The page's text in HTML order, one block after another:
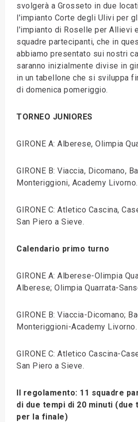
svolgerà a Grosseto in due
l'impianto Corte degli Ulivi per
l'impianto di Roselle per Allievi
squadre partecipanti, che in
abbiamo presentato sui nostri
saranno inizialmente divise in
in un tabellone che si sviluppa
di domenica pomeriggio.
TORNEO JUNIORES
GIRONE A: Alberese, Olimpia
GIRONE B: Viaccia, Dicomano,
Monteriggioni, Academy Livorno.
GIRONE C: Atletico Cascina,
San Piero a Sieve.
Calendario primo turno
GIRONE A: Alberese-Olimpia
Alberese; Olimpia Quarrata-
GIRONE B: Viaccia-Dicomano;
Monteriggioni-Academy Livorno.
GIRONE C: Atletico Cascina-
San Piero a Sieve.
Il regolamento: 11 squadre
di due tempi di 20 minuti (due
per la finale)